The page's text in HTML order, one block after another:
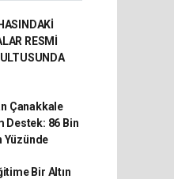
RESMİ
Çanakkale
Destek: 86 Bin
Yüzünde
Bir Altın